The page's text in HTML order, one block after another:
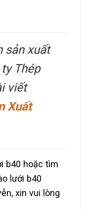
sản xuất
Thép
viết
Xuất
b40 hoặc tìm
lưới b40
xin vui lòng